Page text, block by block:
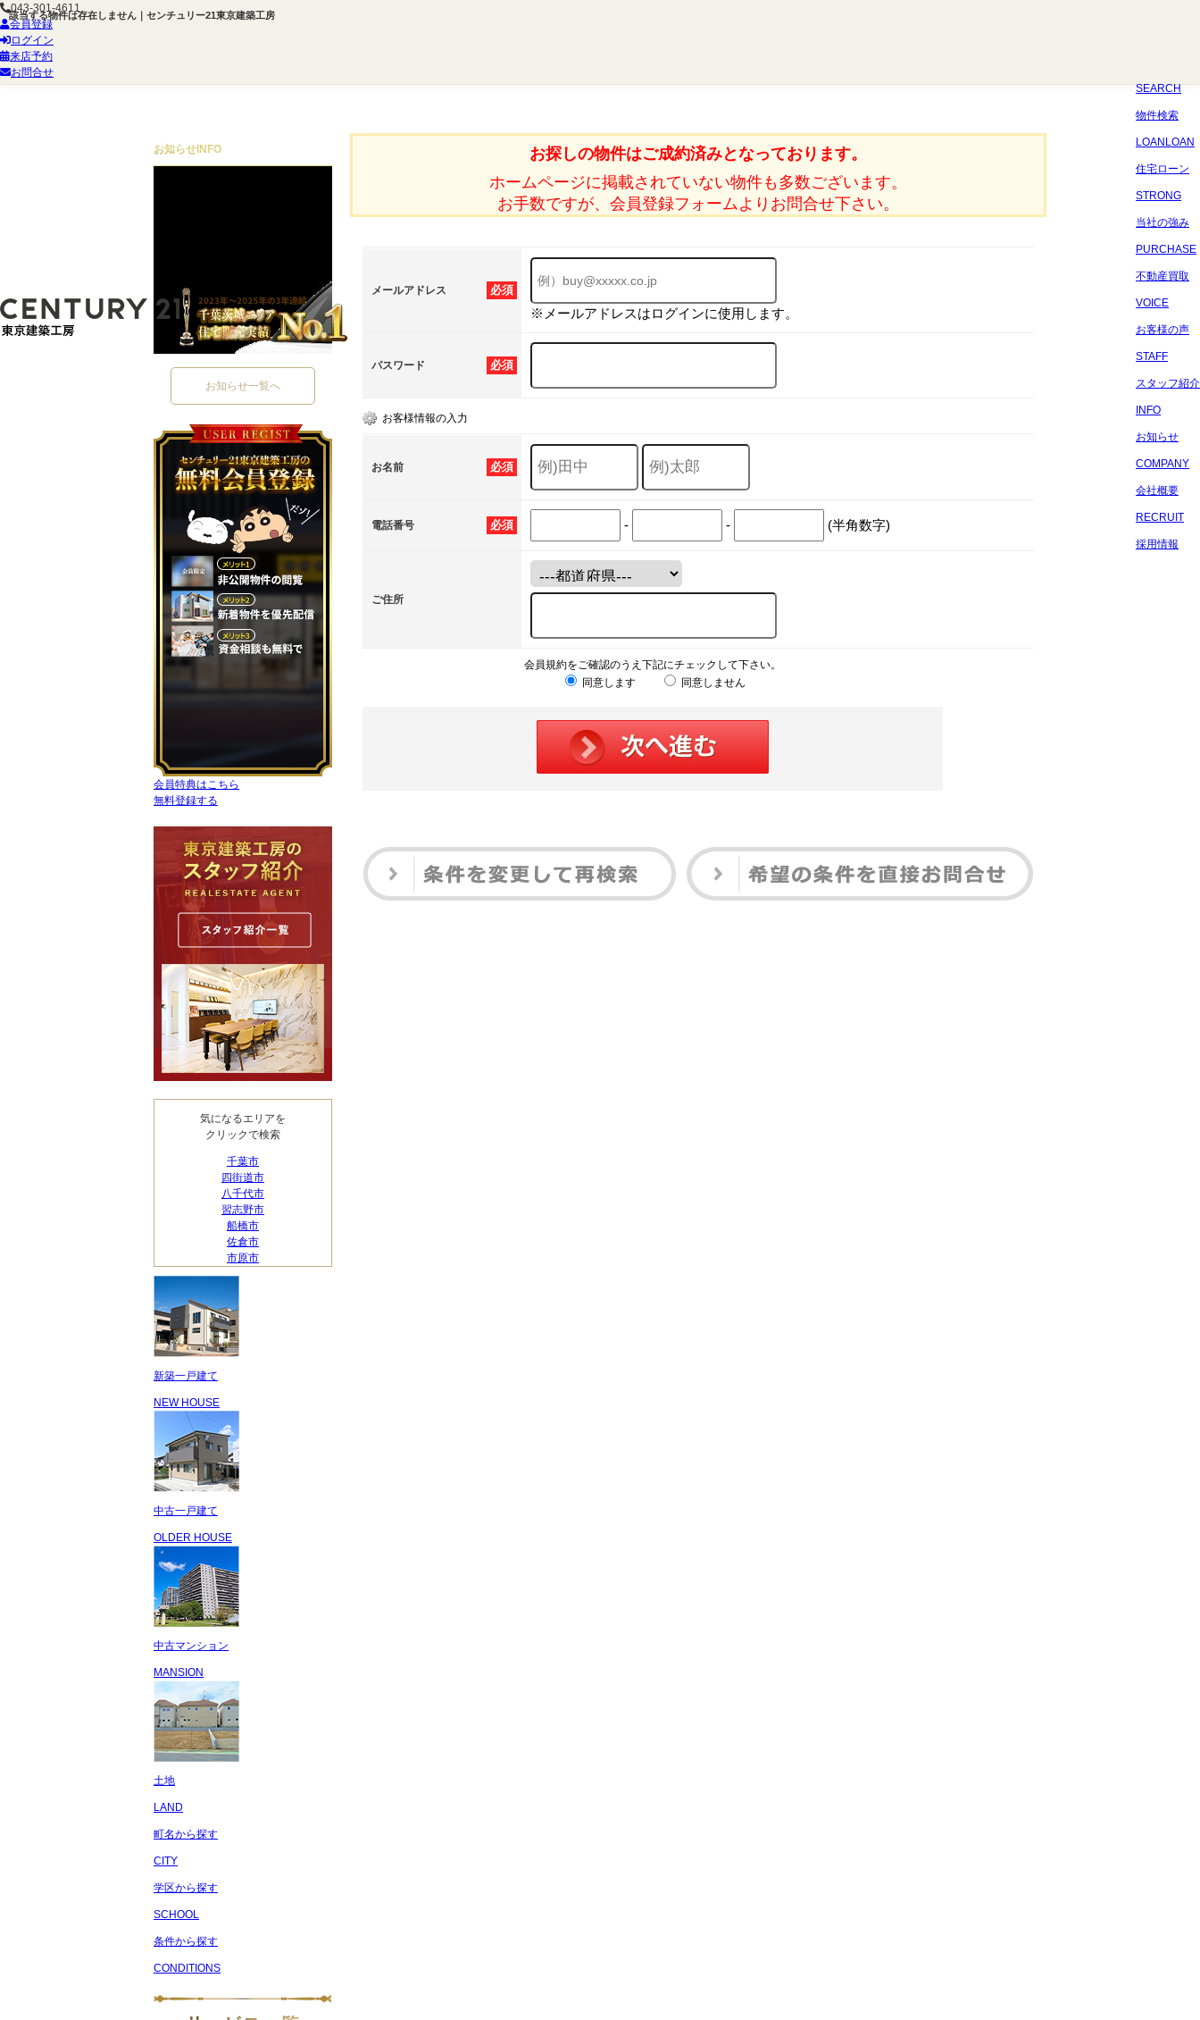
該当する物件は存在しません｜センチュリー21東京建築工房
043-301-4611
会員登録
ログイン
来店予約
お問合せ
SEARCH
物件検索
LOANLOAN
住宅ローン
STRONG
当社の強み
PURCHASE
不動産買取
VOICE
お客様の声
STAFF
スタッフ紹介
INFO
お知らせ
COMPANY
会社概要
RECRUIT
採用情報
お探しの物件はご成約済みとなっております。
ホームページに掲載されていない物件も多数ございます。
お手数ですが、会員登録フォームよりお問合せ下さい。
必須
メールアドレス
※メールアドレスはログインに使用します。
必須
パスワード
お客様情報の入力
必須
お名前
必須
電話番号 - - (半角数字)
ご住所
会員規約をご確認のうえ下記にチェックして下さい。
同意します
同意しません
お知らせ INFO
お知らせ一覧へ
会員特典はこちら
無料登録する
気になるエリアを
クリックで検索
千葉市
四街道市
八千代市
習志野市
船橋市
佐倉市
市原市
新築一戸建て
NEW HOUSE
中古一戸建て
OLDER HOUSE
中古マンション
MANSION
土地
LAND
町名から探す
CITY
学区から探す
SCHOOL
条件から探す
CONDITIONS